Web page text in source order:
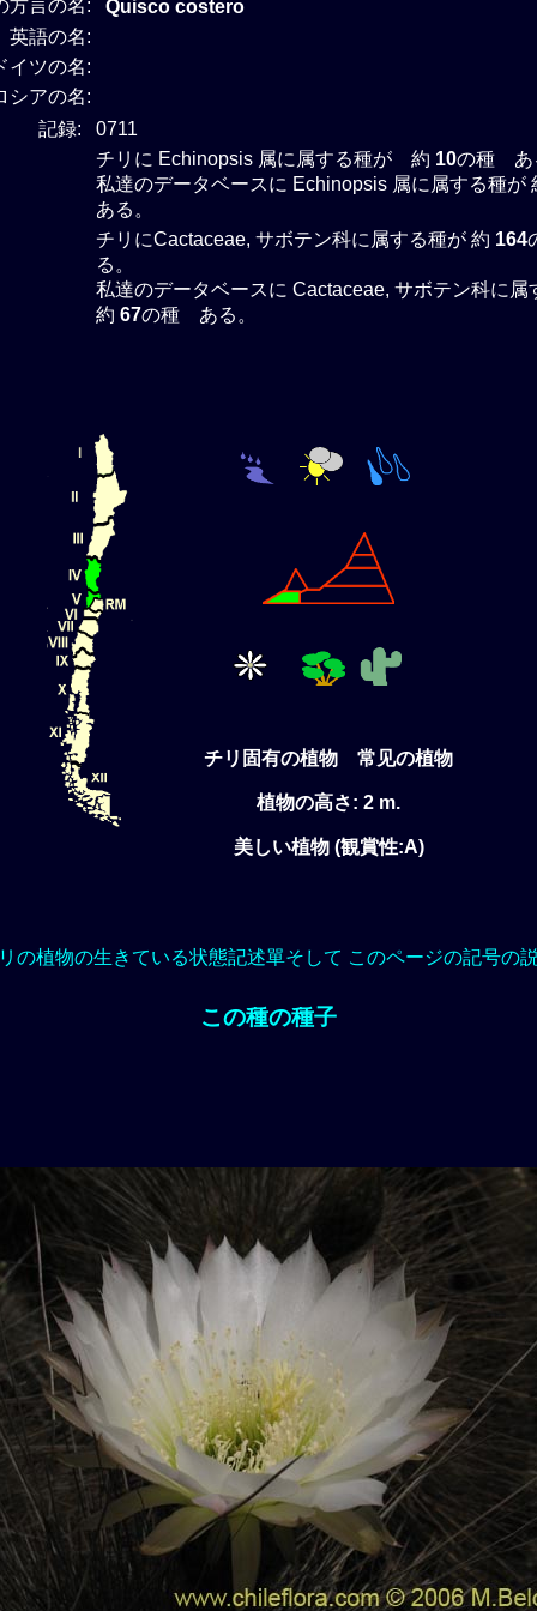
方言の名:
Quisco costero
英語の名:
イツの名:
シアの名:
記録:
0711
チリに Echinopsis 属に属する種が 約 10の種 あ
私達のデータベースに Echinopsis 属に属する種が
ある。
チリにCactaceae, サボテン科に属する種が 約 164
る。
私達のデータベースに Cactaceae, サボテン科に属
約 67の種 ある。
チリ固有の植物 常见の植物
植物の高さ: 2 m.
美しい植物 (観賞性:A)
の植物の生きている状態記述單そして このページの記号の
この種の種子